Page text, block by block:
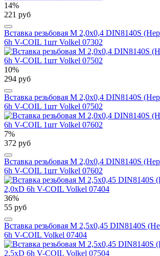
14%
221 руб
Вставка резьбовая М 2,0х0,4 DIN8140S
6h V-COIL 1шт Volkel 07302
10%
294 руб
Вставка резьбовая М 2,0х0,4 DIN8140S
6h V-COIL 1шт Volkel 07502
7%
372 руб
Вставка резьбовая М 2,0х0,4 DIN8140S
6h V-COIL 1шт Volkel 07602
36%
55 руб
Вставка резьбовая М 2,5х0,45 DIN8140S
6h V-COIL Volkel 07404